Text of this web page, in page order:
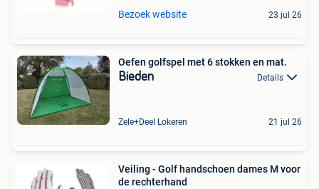
Bezoek website 23 jul 26
Oefen golfspel met 6 stokken en mat.
Bieden Details
Zele+Deel Lokeren 21 jul 26
Veiling - Golf handschoen dames M voor
de rechterhand